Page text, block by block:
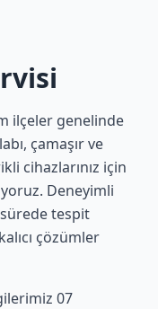
ilçeler genelinde
çamaşır ve
cihazlarınız için
Deneyimli
sürede tespit
çözümler
07